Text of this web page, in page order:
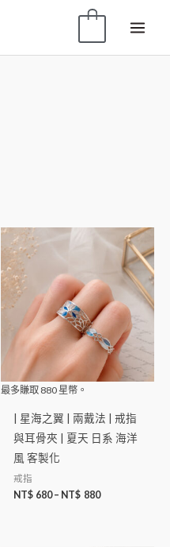
最多賺取 880 星幣。
| 星海之翼 | 兩戴法 | 戒指
與耳骨夾 | 夏天 日系 海洋
風 客製化
戒指
NT$ 680– NT$ 880